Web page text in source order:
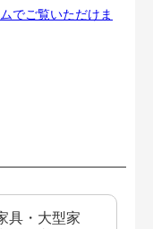
でご覧いただけま
具・大型家